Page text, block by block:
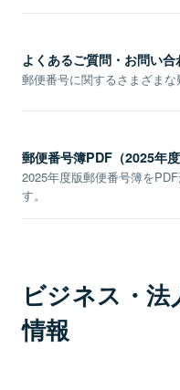
よくあるご質問・お問い合
郵便番号に関するさまざまな
郵便番号簿PDF（2025年度
2025年度版郵便番号簿を
す。
ビジネス・
情報